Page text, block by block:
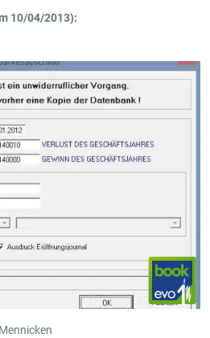
10/04/2013):
Häkchen in den Parametern
auf doppelte Eingabe gar nicht